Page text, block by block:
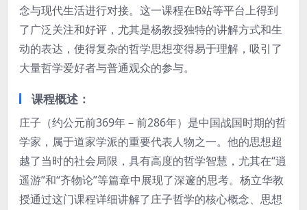
念与现代生活进行对接。这一课程在B站等平台上得到
了广泛关注和好评，尤其是杨教授独特的讲解方式和生
动的表达，使得复杂的哲学思想变得易于理解，吸引了
大量哲学爱好者与普通观众的参与。
课程概述 ：
庄子（约公元前369年－前286年）是中国战国时期的哲
学家，属于道家学派的重要代表人物之一。他的思想超
越了当时的社会局限，具有高度的哲学智慧，尤其在“逍
遥游”和“齐物论”等篇章中展现了深邃的思考。杨立华教
授通过这门课程详细讲解了庄子哲学的核心概念、思想